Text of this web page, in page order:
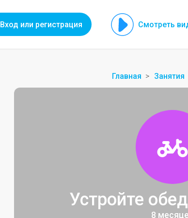
Вход или регистрация Смотреть
Главная Занятия
Устройте
8